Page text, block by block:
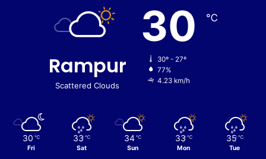
Rampur
Scattered Clouds
30 ℃
30º - 27º
77%
4.23 km/h
30 ℃
Fri
33 ℃
Sat
34 ℃
Sun
33 ℃
Mon
35 ℃
Tue